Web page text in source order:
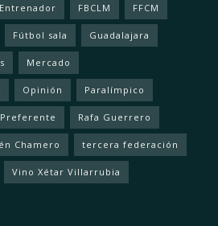
Entrenador FBCLM FFCM
Fútbol sala Guadalajara
Mercado
Opinión Paralímpico
Preferente Rafa Guerrero
Chamero tercera federación
Vino Xétar Villarrubia